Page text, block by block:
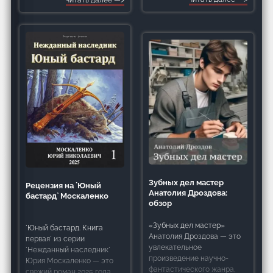
переплете на 352
страницах. Серия
относится к направлению
`Военная фантастика`, и
жанр указан
подвергается
Новые `хозяева` планеты
решают перестроить все
по-своему, игнорируя
существующий
Рецензия на `Юный
бастард` Москаленко
`Юный бастард. Книга
первая` из серии
`Нежданный наследник`
Юрия Москаленко — это
Зубных дел мастер
Анатолия Дроздова:
обзор
«Зубных дел мастер»
Анатолия Дроздова — это
увлекательное
произведение научно-
фантастического жанра,